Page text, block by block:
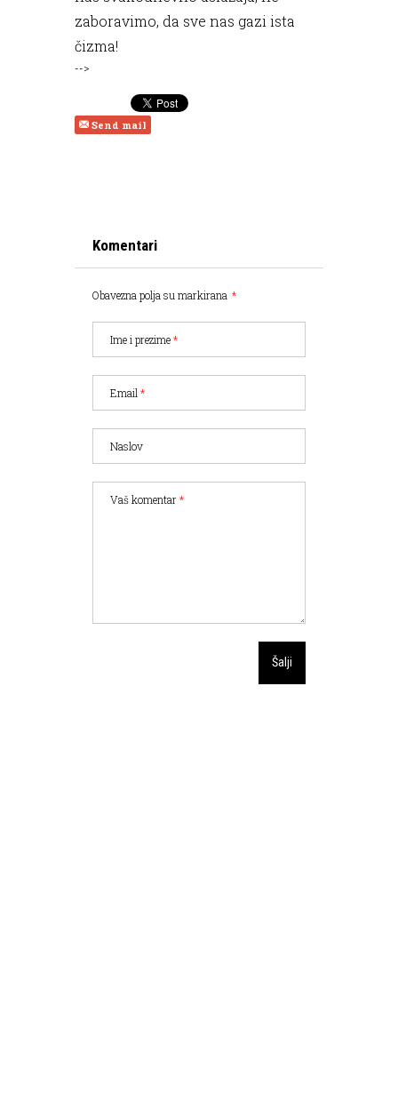
zaboravimo, da sve nas gazi ista
čizma!
-->
Send mail
Komentari
Obavezna polja su markirana *
Ime i prezime*
Email *
Naslov
Vaš komentar*